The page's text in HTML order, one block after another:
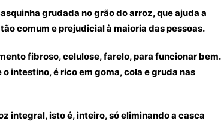
grudada no grão do arroz, que ajuda a
comum e prejudicial à maioria das pessoas.
fibroso, celulose, farelo, para funcionar bem.
intestino, é rico em goma, cola e gruda nas
integral, isto é, inteiro, só eliminando a casca